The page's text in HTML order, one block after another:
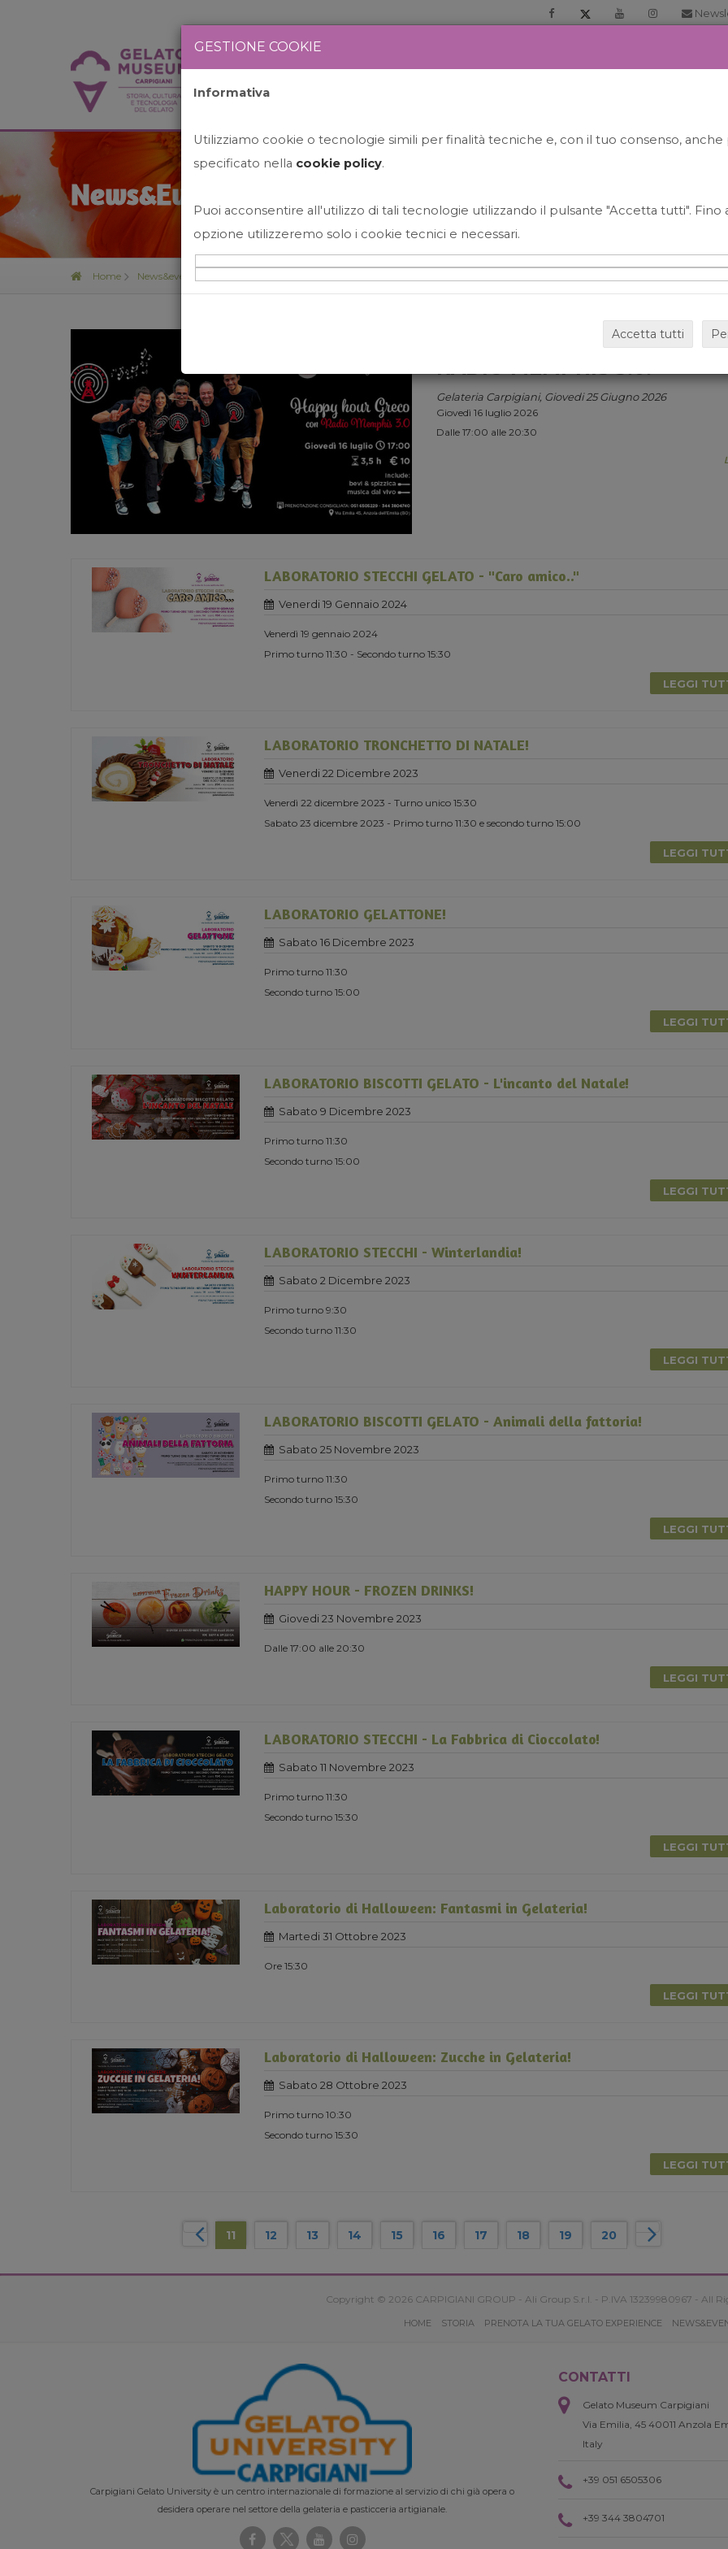
News&Events
Home News&events
HAPPY HOUR GRECO CON
RADIO MEMPHIS 3.0.
Gelateria Carpigiani, Giovedi 25 Giugno 2026
Giovedì 16 luglio 2026
Dalle 17:00 alle 20:30
LABORATORIO STECCHI GELATO - "Caro amico.."
Venerdi 19 Gennaio 2024
Venerdì 19 gennaio 2024
Primo turno 11:30 - Secondo turno 15:30
LEGGI
LABORATORIO TRONCHETTO DI NATALE!
Venerdi 22 Dicembre 2023
Venerdì 22 dicembre 2023 - Turno unico 15:30
Sabato 23 dicembre 2023 - Primo turno 11:30 e secondo turno 15:00
LEGGI
LABORATORIO GELATTONE!
Sabato 16 Dicembre 2023
Primo turno 11:30
Secondo turno 15:00
LEGGI
LABORATORIO BISCOTTI GELATO - L'incanto del Natale!
Sabato 9 Dicembre 2023
Primo turno 11:30
Secondo turno 15:00
LEGGI
LABORATORIO STECCHI - Winterlandia!
Sabato 2 Dicembre 2023
Primo turno 9:30
Secondo turno 11:30
LEGGI
LABORATORIO BISCOTTI GELATO - Animali della fattoria!
Sabato 25 Novembre 2023
Primo turno 11:30
Secondo turno 15:30
LEGGI
HAPPY HOUR - FROZEN DRINKS!
Giovedi 23 Novembre 2023
Dalle 17:00 alle 20:30
LEGGI
LABORATORIO STECCHI - La Fabbrica di Cioccolato!
Sabato 11 Novembre 2023
Primo turno 11:30
Secondo turno 15:30
LEGGI
Laboratorio di Halloween: Fantasmi in Gelateria!
Martedi 31 Ottobre 2023
Ore 15:30
LEGGI
Laboratorio di Halloween: Zucche in Gelateria!
Sabato 28 Ottobre 2023
Primo turno 10:30
Secondo turno 15:30
LEGGI
11 12 13 14 15 16 17 18 19 20
Copyright © 2026 CARPIGIANI GROUP - Ali Group S.r.l. - P.IVA 13239980967 - All
HOME STORIA PRENOTA LA TUA GELATO EXPERIENCE
Carpigiani Gelato University è un centro internazionale di formazione al servizio di chi già opera o
desidera operare nel settore della gelateria e pasticceria artigianale.
CONTATTI
Gelato Museum Carpigiani
Via Emilia, 45 40011 Anzola
Italy
+39 051 6505306
+39 344 3804701
GESTIONE COOKIE
Informativa
Utilizziamo cookie o tecnologie simili per finalità tecniche e, con il tuo consenso,
specificato nella cookie policy.
Puoi acconsentire all'utilizzo di tali tecnologie utilizzando il pulsante "Accetta tutti". Fino
opzione utilizzeremo solo i cookie tecnici e necessari.
Accetta tutti